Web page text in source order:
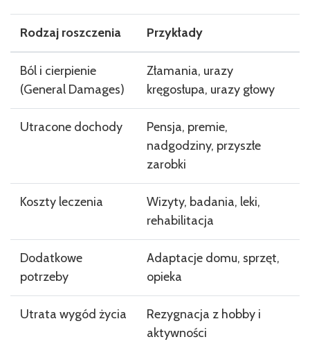
Rodzaj roszczenia Przykłady
Ból i cierpienie
(General Damages)
Złamania, urazy
kręgosłupa, urazy głowy
Utracone dochody
Pensja, premie,
nadgodziny, przyszłe
zarobki
Koszty leczenia
Wizyty, badania, leki,
rehabilitacja
Dodatkowe
potrzeby
Adaptacje domu, sprzęt,
opieka
Utrata wygód życia
Rezygnacja z hobby i
aktywności